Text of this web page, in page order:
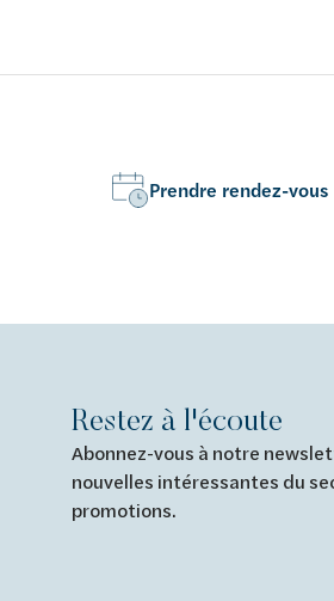
Prendre rendez-vous
Restez à l'écoute
Abonnez-vous à notre
nouvelles intéressantes du
promotions.